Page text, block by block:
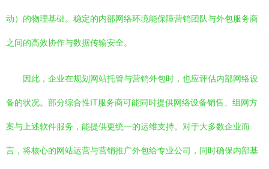
动）的物理基础。稳定的内部网络环境能保障营销团队与外包服务商
之间的高效协作与数据传输安全。
因此，企业在规划网站托管与营销外包时，也应评估内部网络设
备的状况。部分综合性IT服务商可能同时提供网络设备销售、组网方
案与上述软件服务，能提供更统一的运维支持。对于大多数企业而
言，将核心的网站运营与营销推广外包给专业公司，同时确保内部基